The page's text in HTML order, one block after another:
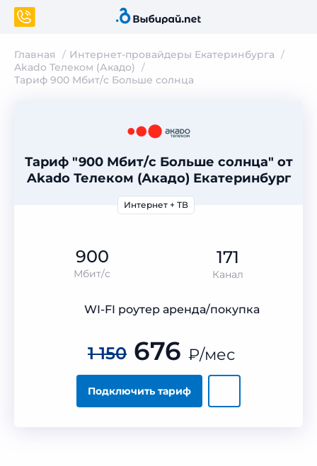
Главная
Интернет-провайдеры Екатеринбурга
Akado Телеком (Акадо)
Тариф 900 Мбит/с Больше солнца
Тариф "900 Мбит/с Больше солнца" от
Akado Телеком (Акадо) Екатеринбург
Интернет + ТВ
900
Мбит/с
171
Канал
WI-FI роутер аренда/покупка
Подключить тариф
1 150 676 ₽/мес